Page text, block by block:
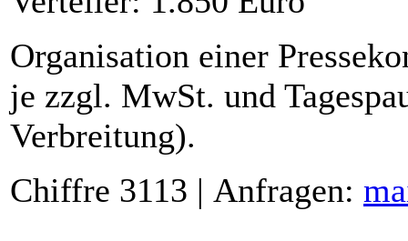
Organisation einer
je zzgl. MwSt. und
Verbreitung).
Chiffre 3113 | Anfragen: